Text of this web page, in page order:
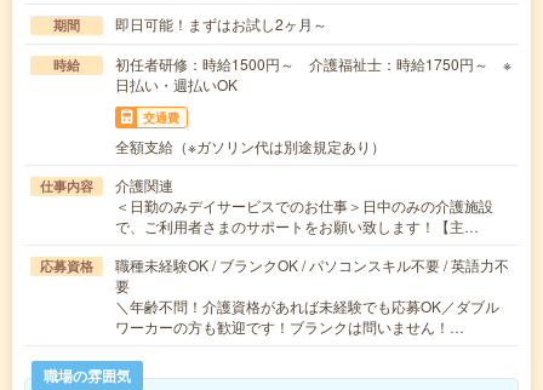
期間 即日可能！まずはお試し2ヶ月～
時給
初任者研修：時給1500円～ 介護福祉士：時給1750円～ ※
日払い・週払いOK
交通費
全額支給（※ガソリン代は別途規定あり）
仕事内容
介護関連
＜日勤のみデイサービスでのお仕事＞日中のみの介護施設
で、ご利用者さまのサポートをお願い致します！【主…
応募資格
職種未経験OK / ブランクOK / パソコンスキル不要 / 英語力不
要
＼年齢不問！介護資格があれば未経験でも応募OK／ダブル
ワーカーの方も歓迎です！ブランクは問いません！…
職場の雰囲気